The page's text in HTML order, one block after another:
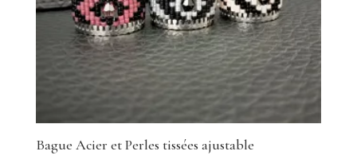
Bague Acier et Perles tissées ajustable